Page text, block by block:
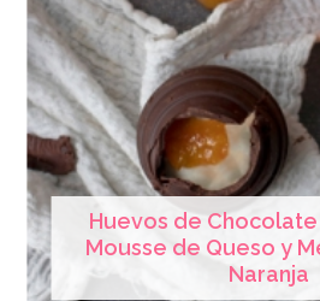
Huevos de
Mousse de Queso y
Naranja